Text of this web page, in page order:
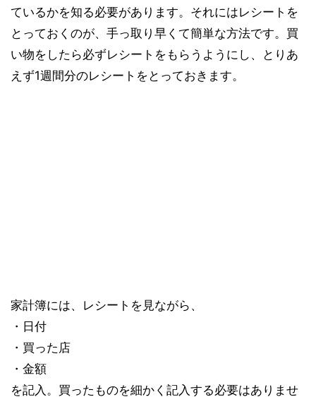
ているかを知る必要があります。それにはレシートを
とっておくのが、手っ取り早くて簡単な方法です。買
い物をしたら必ずレシートをもらうようにし、とりあ
えず1週間分のレシートをとっておきます。
家計簿には、レシートを見ながら、
・日付
・買った店
・金額
を記入。買ったものを細かく記入する必要はありませ